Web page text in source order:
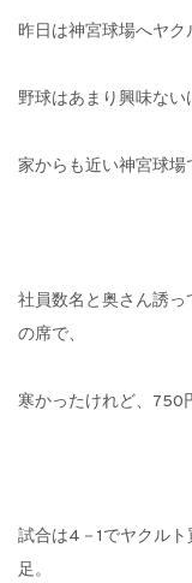
昨日は神宮球場へヤク
野球はあまり興味ない
家からも近い神宮球場
社員数名と奥さん誘
の席で、
寒かったけれど、750
試合は4－1でヤクル
足。